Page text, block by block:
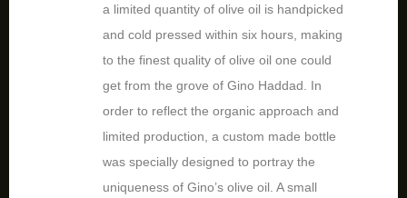
a limited quantity of olive oil is handpicked
and cold pressed within six hours, making
to the finest quality of olive oil one could
get from the grove of Gino Haddad. In
order to reflect the organic approach and
limited production, a custom made bottle
was specially designed to portray the
uniqueness of Gino’s olive oil. A small